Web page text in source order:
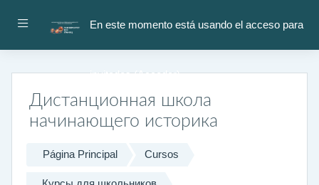
Panel lateral En este momento está usando el acceso para
invitados (Acceder)
Дистанционная школа
начинающего историка
Página Principal Cursos